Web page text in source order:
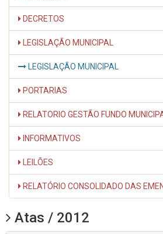
DECRETOS
LEGISLAÇÃO MUNICIPAL
LEGISLAÇÃO MUNICIPAL
PORTARIAS
RELATORIO GESTÃO FUNDO
INFORMATIVOS
LEILÕES
RELATÓRIO CONSOLIDADO DAS
Atas / 2012